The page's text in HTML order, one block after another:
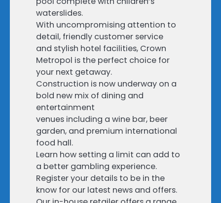
waterslides.
With uncompromising attention to
detail, friendly customer service
and stylish hotel facilities, Crown
Metropol is the perfect choice for
your next getaway.
Construction is now underway on a
bold new mix of dining and
entertainment
venues including a wine bar, beer
garden, and premium international
food hall.
Learn how setting a limit can add to
a better gambling experience.
Register your details to be in the
know for our latest news and offers.